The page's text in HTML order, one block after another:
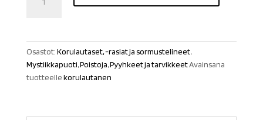
pyöreä
Osastot:Korulautaset, -rasiat ja sormustelineet,
Mystiikkapuoti,Poistoja,Pyyhkeet ja tarvikkeetAvainsana
tuotteellekorulautanen